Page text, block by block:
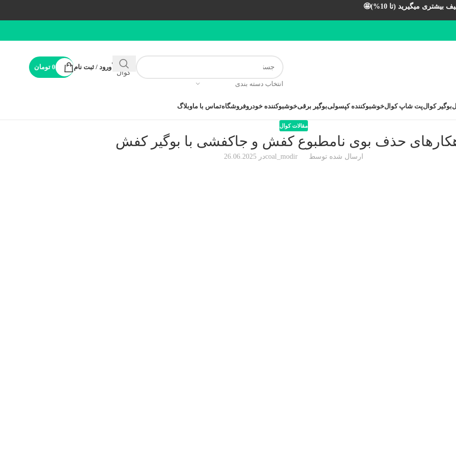
میگیرید (تا 10%)🤩
انتخاب دسته بندی
پشتیبانی
کوال
ورود / ثبت نام 0 تومان
بوگیر کوالپت شاپ کوالخوشبوکننده کپسولیبوگیر برقیخوشبوکننده خودروفروشگاهتماس با ماوبلاگ
مقالات کوال
حذف بوی نامطبوع کفش و جاکفشی با بوگیر کفش
ارسال شده توسط coal_modirدر 26.06.2025